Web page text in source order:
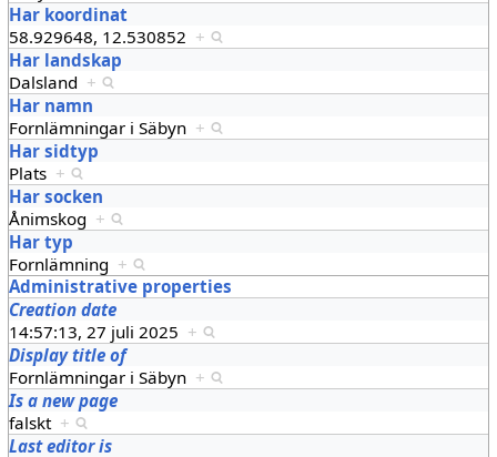
Har koordinat
58.929648, 12.530852 +
Har landskap
Dalsland +
Har namn
Fornlämningar i Säbyn +
Har sidtyp
Plats +
Har socken
Ånimskog +
Har typ
Fornlämning +
Administrative properties
Creation date
14:57:13, 27 juli 2025 +
Display title of
Fornlämningar i Säbyn +
Is a new page
falskt +
Last editor is